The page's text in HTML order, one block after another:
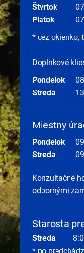
Štvrtok
Piatok
* cez okienko,
Doplnkové
Pondelok
Streda
Miestny
Pondelok
Streda
Konzultačné
odbornými
Starosta
Streda 8:00
* po